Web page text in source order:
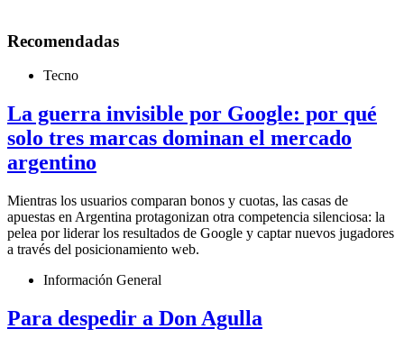
Recomendadas
Tecno
La guerra invisible por Google: por qué
solo tres marcas dominan el mercado
argentino
Mientras los usuarios comparan bonos y cuotas, las casas de
apuestas en Argentina protagonizan otra competencia silenciosa: la
pelea por liderar los resultados de Google y captar nuevos jugadores
a través del posicionamiento web.
Información General
Para despedir a Don Agulla